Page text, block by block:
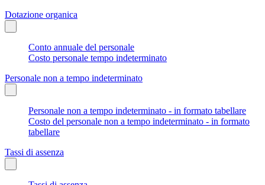
Dotazione organica
Conto annuale del personale
Costo personale tempo indeterminato
Personale non a tempo indeterminato
Personale non a tempo indeterminato - in formato tabellare
Costo del personale non a tempo indeterminato - in formato
tabellare
Tassi di assenza